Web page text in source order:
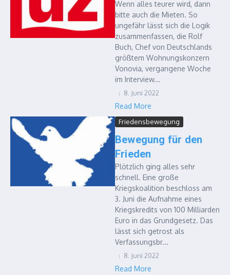
Wenn alles teurer wird, dann
bitte auch die Mieten. So
ungefähr lässt sich die Logik
zusammenfassen, die Rolf
Buch, Chef von Deutschlands
größtem Wohnungskonzern
Vonovia, vergangene Woche
im Interview...
8. Juni 2022
Read More
Friedensbewegung
Bewegung für den
Frieden
Plötzlich ging alles sehr
schnell. Eine große
Kriegskoalition beschloss am
3. Juni die Aufnahme eines
Kriegskredits von 100 Milliarden
Euro in das Grundgesetz. Das
lässt sich getrost als
Verfassungsbr...
8. Juni 2022
Read More